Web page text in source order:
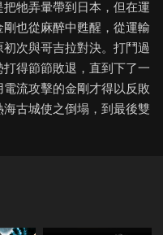
牠弄暈帶到日本，但在運
也從麻醉中甦醒，從運輸
次與哥吉拉對決。打鬥過
得節節敗退，直到下了一
流攻擊的金剛才得以反敗
古城使之倒塌，到最後雙